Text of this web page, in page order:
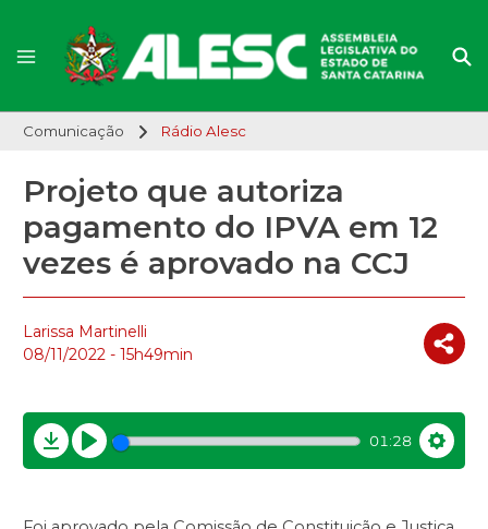
Comunicação Rádio Alesc
Projeto que autoriza
pagamento do IPVA em 12
vezes é aprovado na CCJ
Larissa Martinelli
08/11/2022 - 15h49min
Download
Play
01:28